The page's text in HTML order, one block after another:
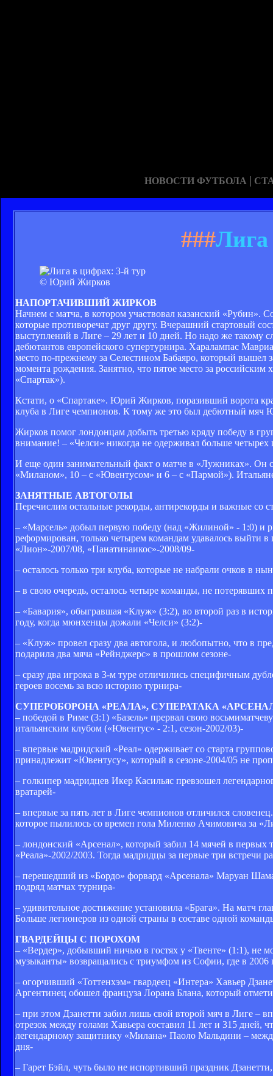
НОВОСТИ ФУТБОЛА |
###Лига
© Юрий Жирков
НАПОРТАЧИВШИЙ ЖИРКОВ
Начнем с матча, в котором участвовал казанский «Рубин».
которые противоречат друг другу. Вчерашний стартовый
выступлений в Лиге – 29 лет и 10 дней. Но надо же такому
дебютантов европейского супертурнира. Харалампас
место по-прежнему за Селестином Бабаяро, который вышел
момента рождения. Занятно, что пятое место за
«Спартак»).
Кстати, о «Спартаке». Юрий Жирков, поразивший ворота
клуба в Лиге чемпионов. К тому же это был дебютный мяч
Жирков помог лондонцам добыть третью кряду победу в
внимание! – «Челси» никогда не одерживал больше
И еще один занимательный факт о матче в «Лужниках». Он
«Миланом», 10 – с «Ювентусом» и 6 – с «Пармой»).
ЗАНЯТНЫЕ АВТОГОЛЫ
Перечислим остальные рекорды, антирекорды и важные со
– «Марсель» добыл первую победу (над «Жилиной» - 1:0) и
реформирован, только четырем командам удавалось выйти
«Лион»-2007/08, «Панатинаикос»-2008/09-
– осталось только три клуба, которые не набрали очков в
– в свою очередь, осталось четыре команды, не
– «Бавария», обыгравшая «Клуж» (3:2), во второй раз в
году, когда мюнхенцы дожали «Челси» (3:2)-
– «Клуж» провел сразу два автогола, и любопытно, что в
подарила два мяча «Рейнджерс» в прошлом сезоне-
– сразу два игрока в 3-м туре отличились специфичным
героев восемь за всю историю турнира-
СУПЕРОБОРОНА «РЕАЛА», СУПЕРАТАКА
– победой в Риме (3:1) «Базель» прервал свою
итальянским клубом («Ювентус» - 2:1, сезон-2002/03)-
– впервые мадридский «Реал» одерживает со старта
принадлежит «Ювентусу», который в сезоне-2004/05 не
– голкипер мадридцев Икер Касильяс превзошел
вратарей-
– впервые за пять лет в Лиге чемпионов отличился
которое пылилось со времен гола Миленко Ачимовича за
– лондонский «Арсенал», который забил 14 мячей в
«Реала»-2002/2003. Тогда мадридцы за первые три встречи
– перешедший из «Бордо» форвард «Арсенала» Маруан
подряд матчах турнира-
– удивительное достижение установила «Брага». На матч
Больше легионеров из одной страны в составе одной
ГВАРДЕЙЦЫ С ПОРОХОМ
– «Вердер», добывший ничью в гостях у «Твенте» (1:1), не
музыканты» возвращались с триумфом из Софии, где в 2006
– огорчивший «Тоттенхэм» гвардеец «Интера» Хавьер
Аргентинец обошел француза Лорана Блана, который
– при этом Дзанетти забил лишь свой второй мяч в Лиге –
отрезок между голами Хавьера составил 11 лет и 315 дней,
легендарному защитнику «Милана» Паоло Мальдини –
дня-
– Гарет Бэйл, чуть было не испортивший праздник